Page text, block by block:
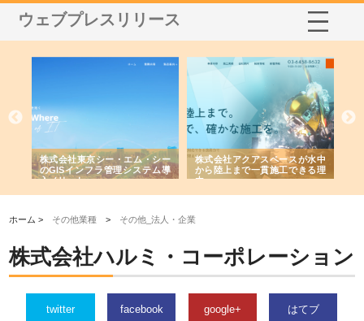
ウェブプレスリリース
株式会社東京シー・エム・シー
のGISインフラ管理システム導
入メリット
株式会社アクアスペースが水中
から陸上まで一貫施工できる理
由
ホーム > その他業種 > その他_法人・企業
株式会社ハルミ・コーポレーション
twitter facebook google+ はてブ